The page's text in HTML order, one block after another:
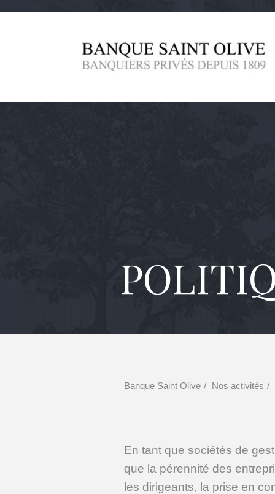
Banque Saint Olive Nos activités
En tant que sociétés de
que la pérennité des
les dirigeants, la prise en